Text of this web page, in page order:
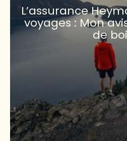
L’assurance
voyages : Mon
de